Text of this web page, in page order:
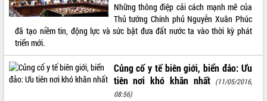
SỞ, BAN, NGÀNH
UBND CÁC XÃ, PHƯỜNG
THÔNG TIN CHỈ ĐẠO ĐIỀU HÀNH
HỆ THỐNG VĂN BẢN
Những thông điệp cải cách mạnh mẽ của
Thủ tướng Chính phủ Nguyễn Xuân Phúc
đã tạo niềm tin, động lực và sức bật đưa đất nước ta vào thời kỳ phát
triển mới.
Củng cố y tế biên giới, biển đảo: Ưu
tiên nơi khó khăn nhất (11/05/2016,
08:56)